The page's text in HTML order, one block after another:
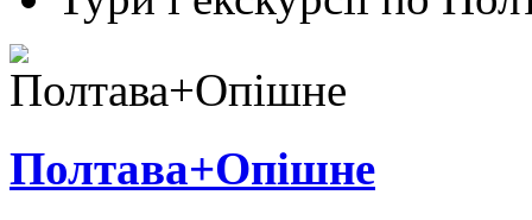
Полтава+Опішне